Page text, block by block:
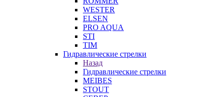
WESTER
ELSEN
PRO AQUA
STI
TIM
Гидравлические стрелки
Назад
Гидравлические стрелки
MEIBES
STOUT